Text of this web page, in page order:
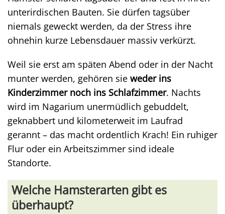
unterirdischen Bauten. Sie dürfen tagsüber
niemals geweckt werden, da der Stress ihre
ohnehin kurze Lebensdauer massiv verkürzt.
Weil sie erst am späten Abend oder in der Nacht
munter werden, gehören sie weder ins
Kinderzimmer noch ins Schlafzimmer. Nachts
wird im Nagarium unermüdlich gebuddelt,
geknabbert und kilometerweit im Laufrad
gerannt – das macht ordentlich Krach! Ein ruhiger
Flur oder ein Arbeitszimmer sind ideale
Standorte.
Welche Hamsterarten gibt es
überhaupt?